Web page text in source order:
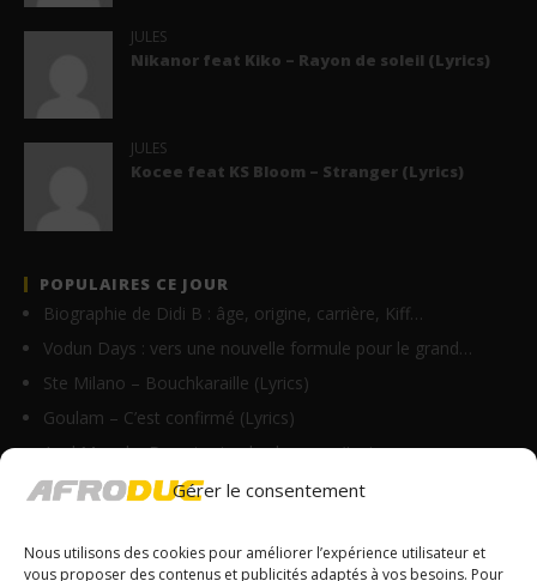
Gérer le consentement
Nous utilisons des cookies pour améliorer l’expérience utilisateur et
vous proposer des contenus et publicités adaptés à vos besoins. Pour
JULES
Nikanor feat Kiko – Rayon de soleil (Lyrics)
JULES
Kocee feat KS Bloom – Stranger (Lyrics)
POPULAIRES CE JOUR
Biographie de Didi B : âge, origine, carrière, Kiff…
Vodun Days : vers une nouvelle formule pour le grand…
Ste Milano – Bouchkaraille (Lyrics)
Goulam – C’est confirmé (Lyrics)
Axel Merryl – Dans toutes les langues (Lyrics…
Asake – Gratitude (Lyrics + Traduction en…
Keblack feat Guy2Bezbar – Melrose Place (Lyrics)